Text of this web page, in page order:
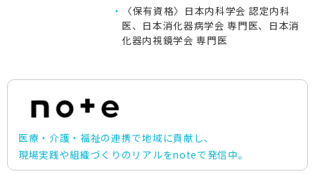
〈保有資格〉日本内科学会 認定内科
医、日本消化器病学会 専門医、日本消
化器内視鏡学会 専門医
医療・介護・福祉の連携で地域に貢献し、
現場実践や組織づくりのリアルをnoteで発信中。